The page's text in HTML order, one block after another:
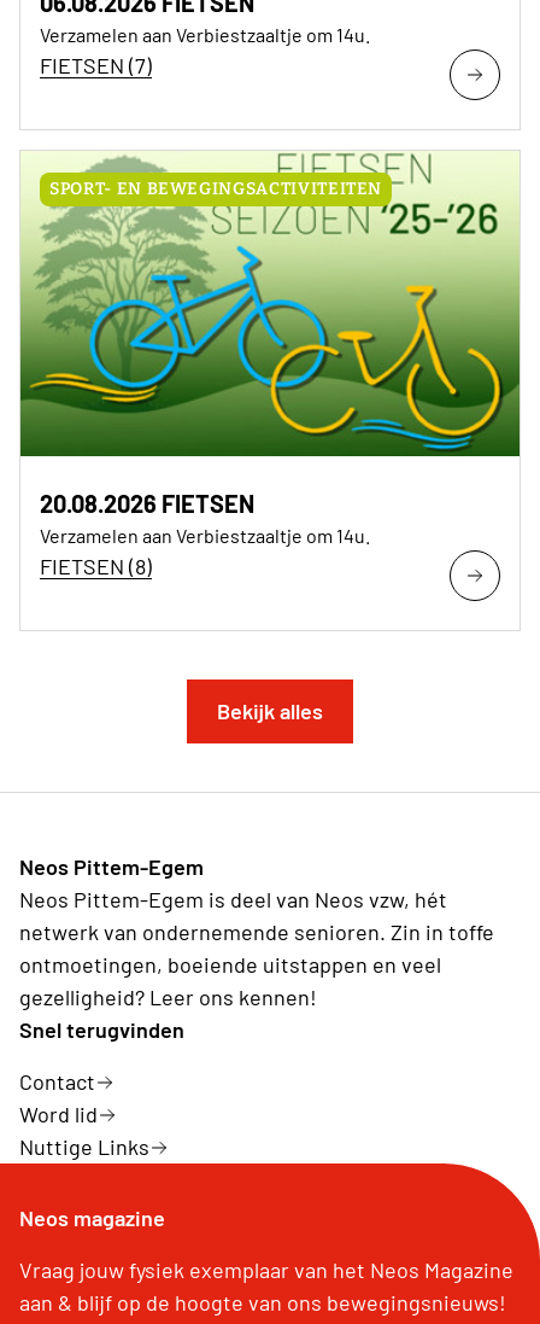
Verzamelen aan Verbiestzaaltje om 14u.
FIETSEN (7)
SPORT- EN BEWEGINGSACTIVITEITEN
20.08.2026 FIETSEN
Verzamelen aan Verbiestzaaltje om 14u.
FIETSEN (8)
Bekijk alles
Neos Pittem-Egem
Neos Pittem-Egem is deel van Neos vzw, hét
netwerk van ondernemende senioren. Zin in toffe
ontmoetingen, boeiende uitstappen en veel
gezelligheid? Leer ons kennen!
Snel terugvinden
Contact
Word lid
Nuttige Links
Neos magazine
Vraag jouw fysiek exemplaar van het Neos Magazine
aan & blijf op de hoogte van ons bewegingsnieuws!